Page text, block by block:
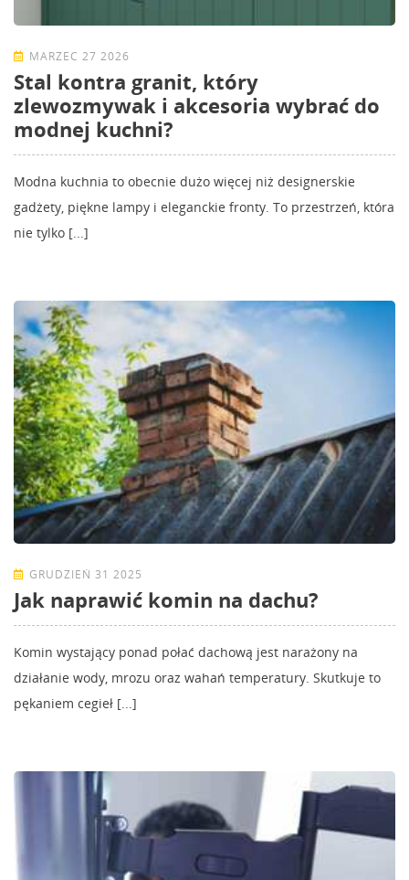
MARZEC 27 2026
Stal kontra granit, który
zlewozmywak i akcesoria wybrać do
modnej kuchni?
Modna kuchnia to obecnie dużo więcej niż designerskie
gadżety, piękne lampy i eleganckie fronty. To przestrzeń, która
nie tylko [...]
GRUDZIEŃ 31 2025
Jak naprawić komin na dachu?
Komin wystający ponad połać dachową jest narażony na
działanie wody, mrozu oraz wahań temperatury. Skutkuje to
pękaniem cegieł [...]